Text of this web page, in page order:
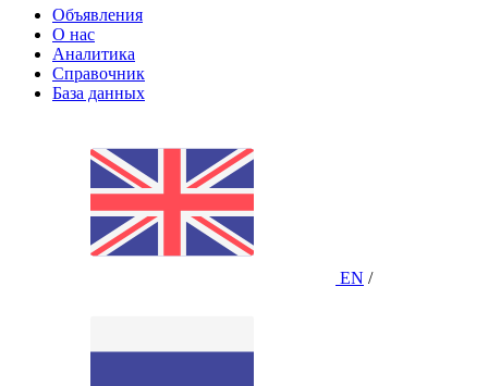
Объявления
О нас
Аналитика
Справочник
База данных
EN /